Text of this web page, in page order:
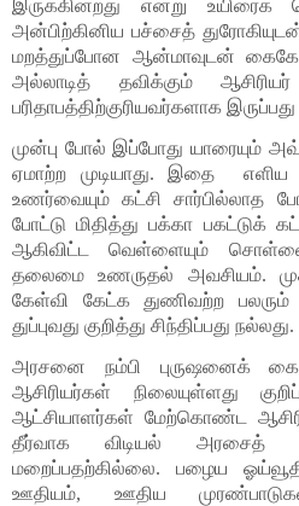
இருக்கின்றது என்று உயிரைக்
அன்பிற்கினிய பச்சைத்
மறத்துப்போன ஆன்மாவுடன்
அல்லாடித் தவிக்கும்
பரிதாபத்திற்குரியவர்களாக
முன்பு போல் இப்போது யாரையும்
ஏமாற்ற முடியாது. இதை  எளிய
உணர்வையும் கட்சி சார்பில்லாத
போட்டு மிதித்து பக்கா பகட்டுக்
ஆகிவிட்ட வெள்ளையும்
தலைமை உணருதல் அவசியம்.
கேள்வி கேட்க துணிவற்ற பலரும்
துப்புவது குறித்து சிந்திப்பது நல்லது.
அரசனை நம்பி புருஷனைக்
ஆசிரியர்கள் நிலையுள்ளது
ஆட்சியாளர்கள் மேற்கொண்ட
தீர்வாக விடியல் அரசைத்
மறைப்பதற்கில்லை. பழைய
ஊதியம், ஊதிய